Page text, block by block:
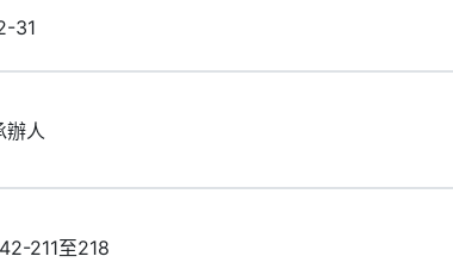
31
辦人
211至218